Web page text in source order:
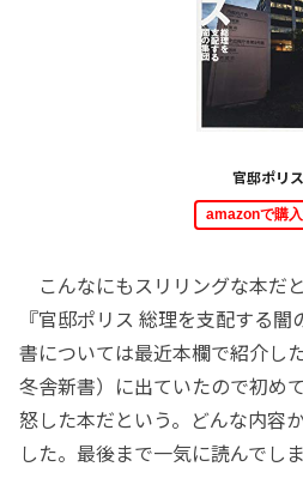
官邸ポリス
amazonで購
こんなにもスリリングな本だ
『官邸ポリス 総理を支配する
書については最近本欄で紹介し
冬舎新書）に出ていたので初め
怒した本だという。どんな内容
した。最後まで一気に読んでしま